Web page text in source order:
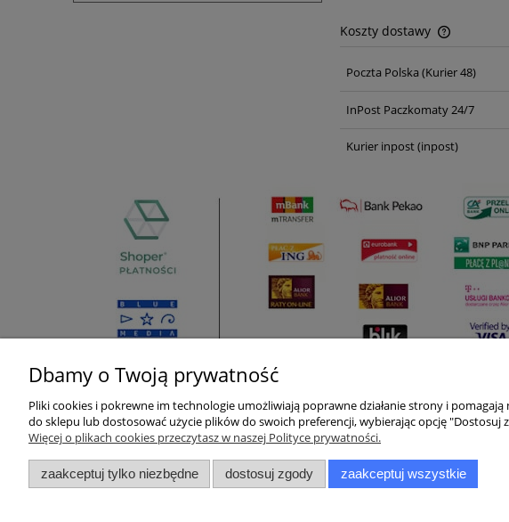
Koszty dostawy
Cena nie
Poczta Polska (Kurier 48)
InPost Paczkomaty 24/7
Kurier inpost(inpost)
Pomoc
Pytania i odpowiedzi
Moje konto
Ustawienia konta
Dbamy o Twoją prywatność
Pliki cookies i pokrewne im technologie umożliwiają poprawne działanie strony i
do sklepu lub dostosować użycie plików do swoich preferencji, wybierając opcję "Dostosuj
Więcej o plikach cookies przeczytasz w naszej Polityce prywatności.
zaakceptuj tylko niezbędne dostosuj zgody zaakceptuj wszystkie